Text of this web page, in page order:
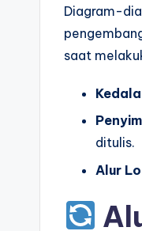
Diagram-
saat
ditulis.
Alur